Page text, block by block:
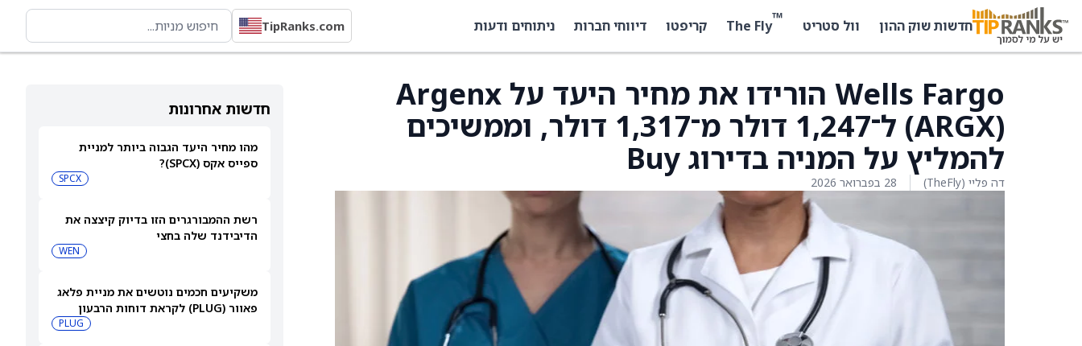
חדשות שוק ההון וול סטריט ™
The Fly קריפטו דיווחי חברות ניתוחים ודעות TipRanks.com
חדשות אחרונות
מהו מחיר היעד הגבוה ביותר למניית
ספייס אקס (SPCX)?
SPCX
רשת ההמבורגרים הזו בדיוק קיצצה את
הדיבידנד שלה בחצי
WEN
משקיעים חכמים נוטשים את מניית פלאג
פאוור (PLUG) לקראת דוחות הרבעון
PLUG
Wells Fargo הורידו את מחיר היעד על Argenx
(ARGX) ל־1,247 דולר מ־1,317 דולר, וממשיכים
להמליץ על המניה בדירוג Buy
דה פליי (TheFly) 28 בפברואר 2026